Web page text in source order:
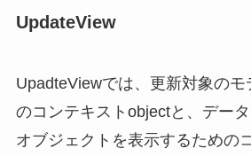
UpdateView
UpadteViewでは、更新対象のモ
のコンテキストobjectと、デー
オブジェクトを表示するための